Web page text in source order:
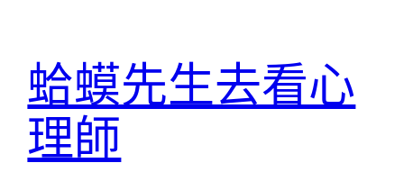
蛤蟆先生去看心
理師